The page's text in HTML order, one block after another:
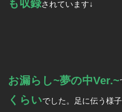
も収録されています↓
お漏らし~夢の中Ver.~
くらいでした。足に伝う様